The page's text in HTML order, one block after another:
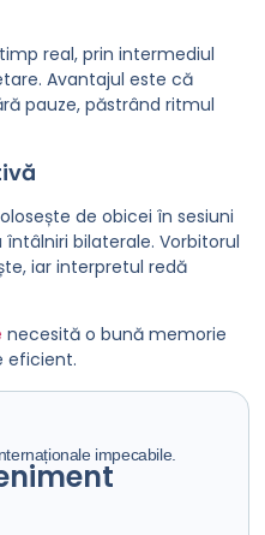
real, prin intermediul
Avantajul este că
pauze, păstrând ritmul
de obicei în sesiuni
bilaterale. Vorbitorul
iar interpretul redă
necesită o bună memorie
eficient.
impecabile.